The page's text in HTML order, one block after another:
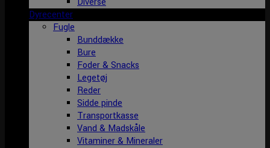
Dyrecenter
Fugle
Bunddække
Bure
Foder & Snacks
Legetøj
Reder
Sidde pinde
Transportkasse
Vand & Madskåle
Vitaminer & Mineraler